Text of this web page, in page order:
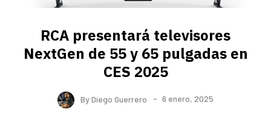
RCA presentará televisores
NextGen de 55 y 65 pulgadas en
CES 2025
ByDiego Guerrero 6 enero, 2025